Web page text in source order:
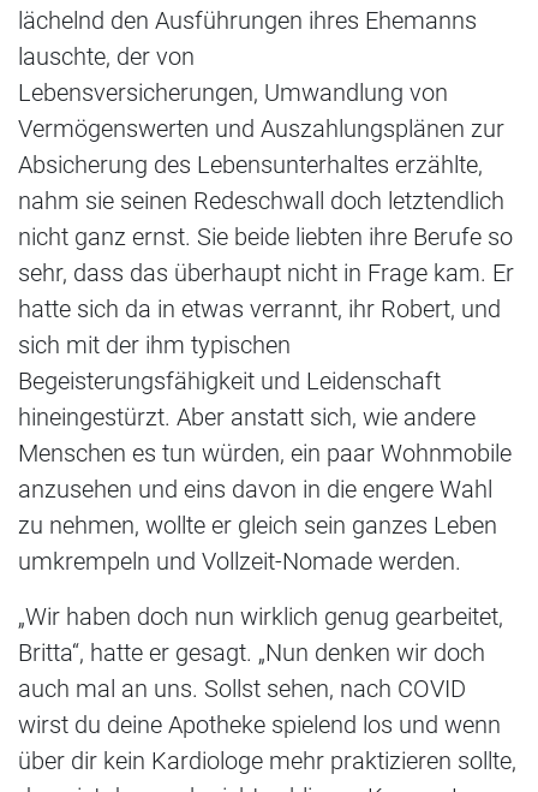
lächelnd den Ausführungen ihres Ehemanns
lauschte, der von
Lebensversicherungen, Umwandlung von
Vermögenswerten und Auszahlungsplänen zur
Absicherung des Lebensunterhaltes erzählte,
nahm sie seinen Redeschwall doch letztendlich
nicht ganz ernst. Sie beide liebten ihre Berufe so
sehr, dass das überhaupt nicht in Frage kam. Er
hatte sich da in etwas verrannt, ihr Robert, und
sich mit der ihm typischen
Begeisterungsfähigkeit und Leidenschaft
hineingestürzt. Aber anstatt sich, wie andere
Menschen es tun würden, ein paar Wohnmobile
anzusehen und eins davon in die engere Wahl
zu nehmen, wollte er gleich sein ganzes Leben
umkrempeln und Vollzeit-Nomade werden.
„Wir haben doch nun wirklich genug gearbeitet,
Britta“, hatte er gesagt. „Nun denken wir doch
auch mal an uns. Sollst sehen, nach COVID
wirst du deine Apotheke spielend los und wenn
über dir kein Kardiologe mehr praktizieren sollte,